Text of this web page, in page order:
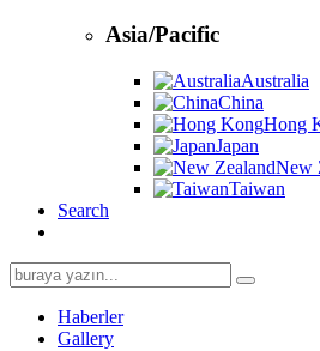
Asia/Pacific
Australia
China
Hong
Japan
New
Taiwan
Search
Search
for:
Haberler
Gallery